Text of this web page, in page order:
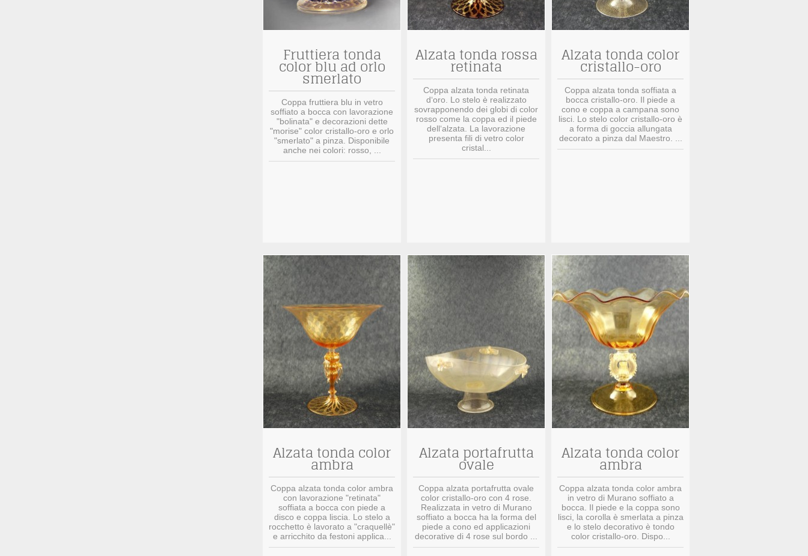
Fruttiera tonda
color blu ad orlo
smerlato
Coppa fruttiera blu in vetro
soffiato a bocca con lavorazione
"bolinata" e decorazioni dette
"morise" color cristallo-oro e orlo
"smerlato" a pinza. Disponibile
anche nei colori: rosso, ...
Alzata tonda rossa
retinata
Coppa alzata tonda retinata
d‘oro. Lo stelo è realizzato
sovrapponendo dei globi di color
rosso come la coppa ed il piede
dell‘alzata. La lavorazione
presenta fili di vetro color
cristal...
Alzata tonda color
cristallo-oro
Coppa alzata tonda soffiata a
bocca cristallo-oro. Il piede a
cono e coppa a campana sono
lisci. Lo stelo color cristallo-oro è
a forma di goccia allungata
decorato a pinza dal Maestro. ...
Alzata tonda color
ambra
Coppa alzata tonda color ambra
con lavorazione "retinata"
soffiata a bocca con piede a
disco e coppa liscia. Lo stelo a
rocchetto è lavorato a "craquellè"
e arricchito da festoni applica...
Alzata portafrutta
ovale
Coppa alzata portafrutta ovale
color cristallo-oro con 4 rose.
Realizzata in vetro di Murano
soffiato a bocca ha la forma del
piede a cono ed applicazioni
decorative di 4 rose sul bordo ...
Alzata tonda color
ambra
Coppa alzata tonda color ambra
in vetro di Murano soffiato a
bocca. Il piede e la coppa sono
lisci, la corolla è smerlata a pinza
e lo stelo decorativo è tondo
color cristallo-oro. Dispo...